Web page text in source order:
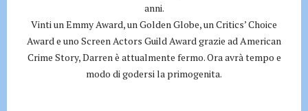
anni.
Vinti un Emmy Award, un Golden Globe, un Critics’ Choice
Award e uno Screen Actors Guild Award grazie ad American
Crime Story, Darren è attualmente fermo. Ora avrà tempo e
modo di godersi la primogenita.